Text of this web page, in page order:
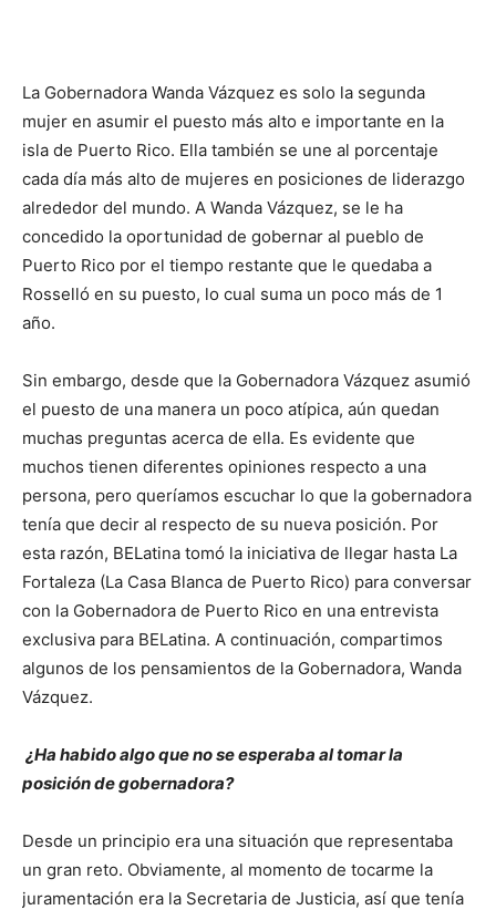
La Gobernadora Wanda Vázquez es solo la segunda
mujer en asumir el puesto más alto e importante en la
isla de Puerto Rico. Ella también se une al porcentaje
cada día más alto de mujeres en posiciones de liderazgo
alrededor del mundo. A Wanda Vázquez, se le ha
concedido la oportunidad de gobernar al pueblo de
Puerto Rico por el tiempo restante que le quedaba a
Rosselló en su puesto, lo cual suma un poco más de 1
año.
Sin embargo, desde que la Gobernadora Vázquez asumió
el puesto de una manera un poco atípica, aún quedan
muchas preguntas acerca de ella. Es evidente que
muchos tienen diferentes opiniones respecto a una
persona, pero queríamos escuchar lo que la gobernadora
tenía que decir al respecto de su nueva posición. Por
esta razón, BELatina tomó la iniciativa de llegar hasta La
Fortaleza (La Casa Blanca de Puerto Rico) para conversar
con la Gobernadora de Puerto Rico en una entrevista
exclusiva para BELatina. A continuación, compartimos
algunos de los pensamientos de la Gobernadora, Wanda
Vázquez.
¿Ha habido algo que no se esperaba al tomar la
posición de gobernadora?
Desde un principio era una situación que representaba
un gran reto. Obviamente, al momento de tocarme la
juramentación era la Secretaria de Justicia, así que tenía